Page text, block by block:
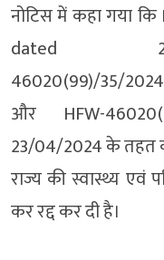
नोटिस में कहा गया
dated
46020(99)/35/
और HFW-
23/04/2024 के तहत
राज्य की स्वास्थ्य एवं
कर रद्द कर दी है।